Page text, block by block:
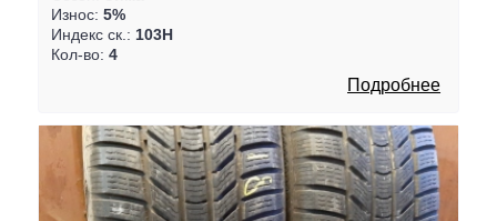
Износ: 5%
Индекс ск.: 103H
Кол-во: 4
Подробнее